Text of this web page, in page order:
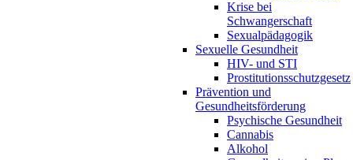
Krise bei
Schwangerschaft
Sexualpädagogik
Sexuelle Gesundheit
HIV- und STI
Prostitutionsschutzgesetz
Prävention und
Gesundheitsförderung
Psychische Gesundheit
Cannabis
Alkohol